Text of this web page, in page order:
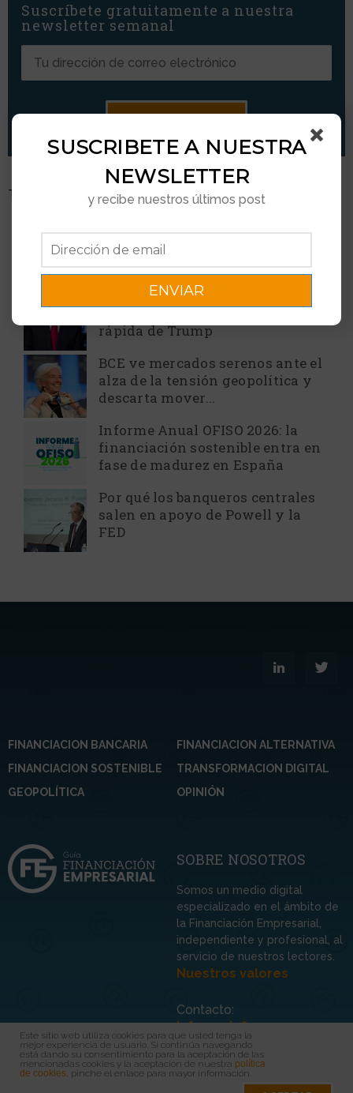
Suscríbete gratuitamente a nuestra
newsletter semanal
Tweets by GuiafinemInfo
OTRAS NOTICIAS
Guerra con Irán: dos escenarios
económicos y la posible salida
rápida de Trump
BCE ve mercados serenos ante el
alza de la tensión geopolítica y
descarta mover...
Informe Anual OFISO 2026: la
financiación sostenible entra en
fase de madurez en España
Por qué los banqueros centrales
salen en apoyo de Powell y la
FED
FINANCIACION BANCARIA
FINANCIACION ALTERNATIVA
FINANCIACION SOSTENIBLE
TRANSFORMACION DIGITAL
GEOPOLÍTICA
OPINIÓN
SOBRE NOSOTROS
Somos un medio digital
especializado en el ámbito de
la Financiación Empresarial,
independiente y profesional, al
servicio de nuestros lectores.
Nuestros valores
Contacto:
info@guiafinem.com
Aviso legal
Protección de datos
Este sitio web utiliza cookies para que usted tenga la
mejor experiencia de usuario. Si continúa navegando
está dando su consentimiento para la aceptación de las
mencionadas cookies y la aceptación de nuestra política
de cookies, pinche el enlace para mayor información.
SUSCRIBETE A NUESTRA
NEWSLETTER
y recibe nuestros últimos post